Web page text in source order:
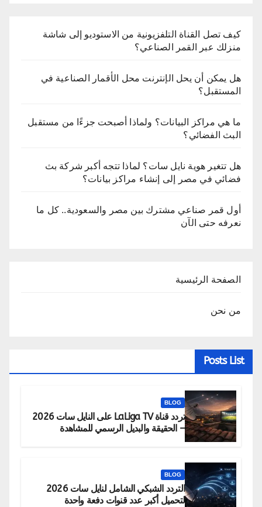
كيف تصل القناة التلفزيونية من الاستوديو إلى شاشة
منزلك عبر القمر الصناعي؟
هل يمكن أن يحل الإنترنت محل الأقمار الصناعية في
المستقبل؟
ما هي مراكز البيانات؟ ولماذا أصبحت جزءًا من مستقبل
البث الفضائي؟
هل تتغير هوية نايل سات؟ لماذا تتجه أكبر شركة بث
فضائي في مصر إلى إنشاء مراكز بيانات؟
أول قمر صناعي مشترك بين مصر والسعودية.. كل ما
نعرفه حتى الآن
الصفحة الرئيسية
من نحن
Posts List
BLOG
تردد قناة LaLiga TV على النايل سات 2026
– الحقيقة والبديل الرسمي للمشاهدة
BLOG
التردد الشبكي الشامل لنايل سات 2026
لتحميل أكبر عدد قنوات دفعة واحدة